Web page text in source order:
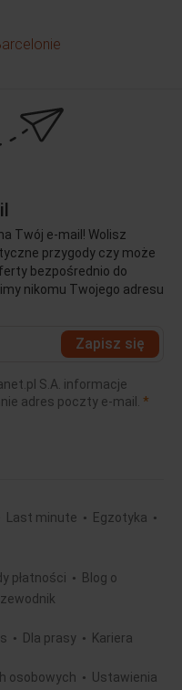
Twój e-mail! Wolisz
przygody czy może
bezpośrednio do
nikomu Twojego adresu
Zapisz się
S.A. informacje
adres poczty e-mail. *
Last minute
Egzotyka
płatności
Blog o
Dla prasy Kariera
osobowych
Ustawienia